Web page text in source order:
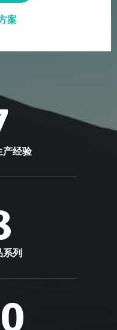
案
产经验
列